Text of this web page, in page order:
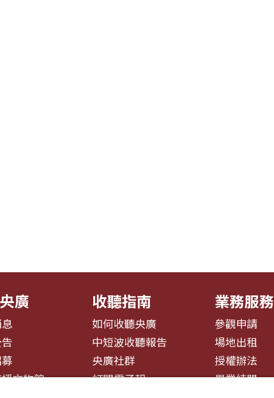
廣
文物館
收聽指南
如何收聽央廣
中短波收聽報告
央廣社群
訂閱電子報
業務服務
參觀申請
場地出租
授權辦法
異業結盟